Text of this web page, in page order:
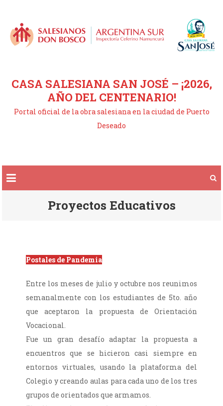
contenido
CASA SALESIANA SAN JOSÉ – ¡2026,
AÑO DEL CENTENARIO!
Portal oficial de la obra salesiana en la ciudad de Puerto
Deseado
Proyectos Educativos
Postales de Pandemia
Entre los meses de julio y octubre nos reunimos
semanalmente con los estudiantes de 5to. año
que aceptaron la propuesta de Orientación
Vocacional.
Fue un gran desafío adaptar la propuesta a
encuentros que se hicieron casi siempre en
entornos virtuales, usando la plataforma del
Colegio y creando aulas para cada uno de los tres
grupos de orientados que armamos.